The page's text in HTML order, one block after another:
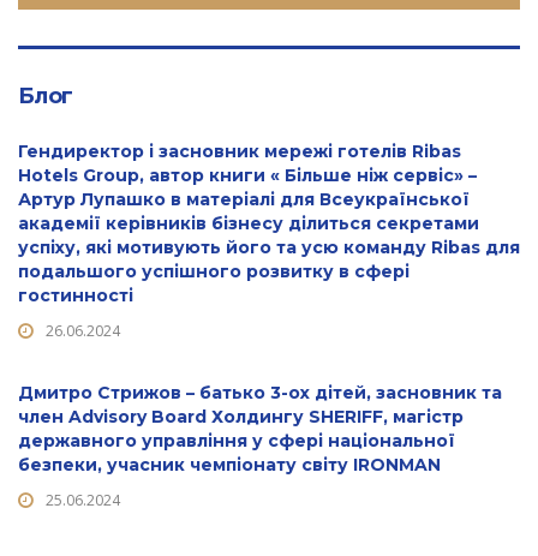
Блог
Гендиректор і засновник мережі готелів Ribas
Hotels Group, автор книги « Більше ніж сервіс» –
Артур Лупашко в матеріалі для Всеукраїнської
академії керівників бізнесу ділиться секретами
успіху, які мотивують його та усю команду Ribas для
подальшого успішного розвитку в сфері
гостинності
26.06.2024
Дмитро Стрижов – батько 3-ох дітей, засновник та
член Advisory Board Холдингу SHERIFF, магістр
державного управління у сфері національної
безпеки, учасник чемпіонату світу IRONMAN
25.06.2024